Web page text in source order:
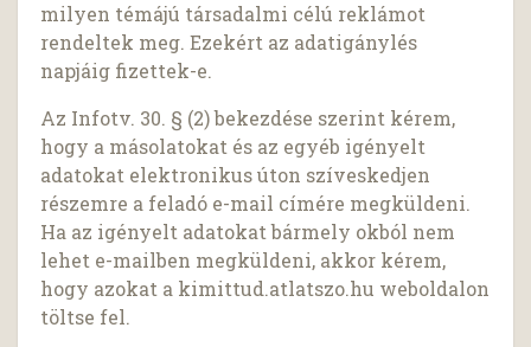
milyen témájú társadalmi célú reklámot
rendeltek meg. Ezekért az adatigánylés
napjáig fizettek-e.
Az Infotv. 30. § (2) bekezdése szerint kérem,
hogy a másolatokat és az egyéb igényelt
adatokat elektronikus úton szíveskedjen
részemre a feladó e-mail címére megküldeni.
Ha az igényelt adatokat bármely okból nem
lehet e-mailben megküldeni, akkor kérem,
hogy azokat a kimittud.atlatszo.hu weboldalon
töltse fel.